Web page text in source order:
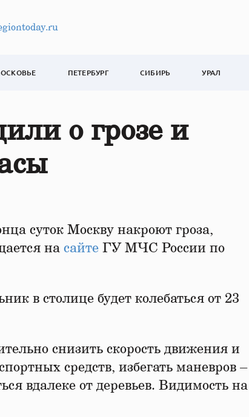
ПЕТЕРБУРГ СИБИРЬ УРАЛ
о грозе и
суток Москву накроют гроза,
на сайте ГУ МЧС России по
в столице будет колебаться от 23
снизить скорость движения и
средств, избегать маневров –
вдалеке от деревьев. Видимость на